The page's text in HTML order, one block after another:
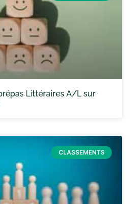
Littéraires A/L sur
CLASSEMENTS